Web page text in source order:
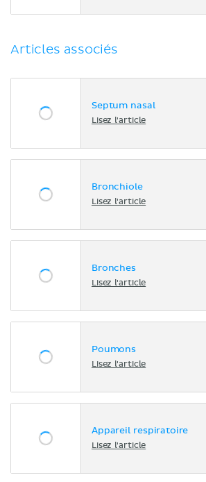
Articles associés
Septum nasal
Lisez l'article
Bronchiole
Lisez l'article
Bronches
Lisez l'article
Poumons
Lisez l'article
Appareil respiratoire
Lisez l'article